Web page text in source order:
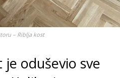
– Riblja kost
oduševio sve